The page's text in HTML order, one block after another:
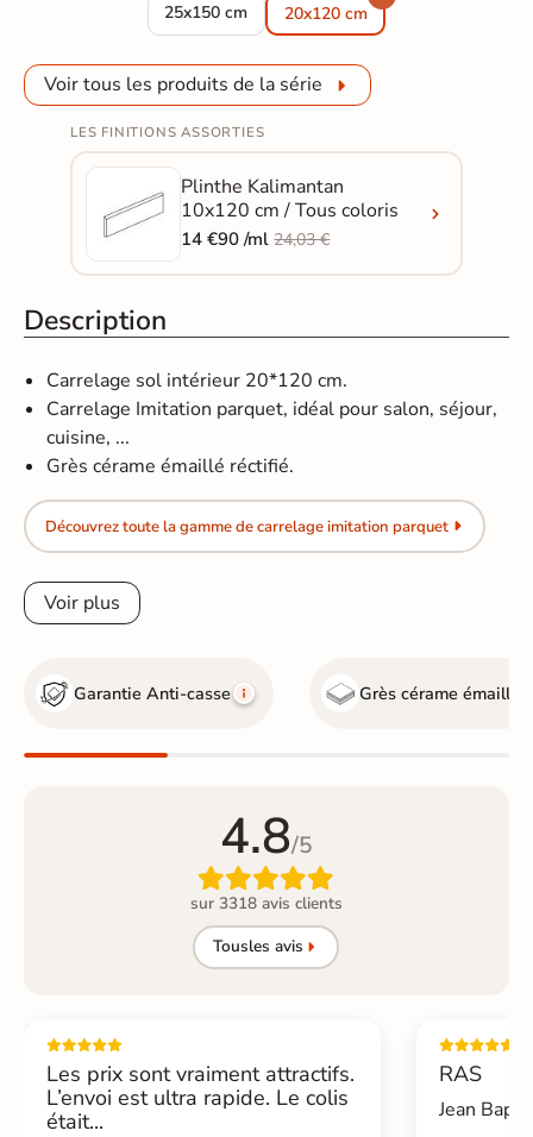
25x150 cm
Carrelage sol imitation parquet Kalimantan
20x120 cm
Voir tous les produits de la série
LES FINITIONS ASSORTIES
Plinthe Kalimantan
10x120 cm / Tous coloris
14 €90 /ml24,03 €
Description
Carrelage sol intérieur 20*120 cm.
Carrelage Imitation parquet, idéal pour salon, séjour,
cuisine, ...
Grès cérame émaillé réctifié.
Découvrez toute la gamme de carrelage imitation parquet
Voir plus
Garantie Anti-casse Grès cérame émaillé
4.8/5

sur 3318 avis clients
Tousles avis
Les prix sont vraiment attractifs.
L’envoi est ultra rapide. Le colis
était...
RAS
Jean